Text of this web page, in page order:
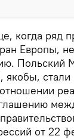
когда ряд
Европы,
Польский
якобы,
от 22